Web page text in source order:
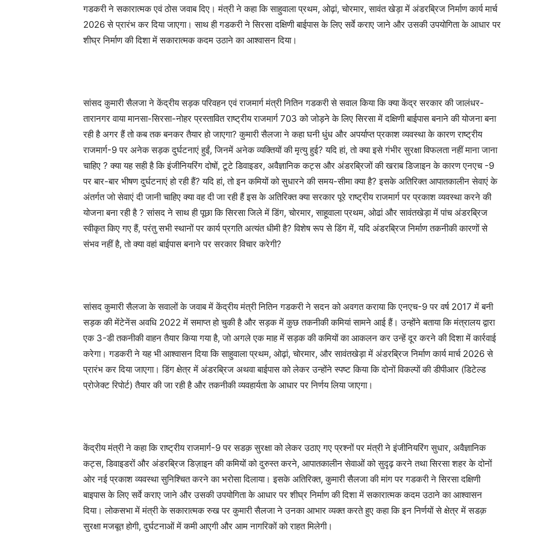
गडकरी ने सकारात्मक एवं ठोस जवाब दिए। मंत्री ने कहा कि साहुवाला प्रथम, ओढ़ां, चोरमार, सावंत खेड़ा में अंडरब्रिज निर्माण कार्य मार्च
2026 से प्रारंभ कर दिया जाएगा। साथ ही गडकरी ने सिरसा दक्षिणी बाईपास के लिए सर्वे कराए जाने और उसकी उपयोगिता के आधार पर
शीघ्र निर्माण की दिशा में सकारात्मक कदम उठाने का आश्वासन दिया।
सांसद कुमारी सैलजा ने केंद्रीय सड़क परिवहन एवं राजमार्ग मंत्री नितिन गडकरी से सवाल किया कि क्या केंद्र सरकार की जालंधर-
तारानगर वाया मानसा-सिरसा-नोहर प्रस्तावित राष्ट्रीय राजमार्ग 703 को जोड़ने के लिए सिरसा में दक्षिणी बाईपास बनाने की योजना बना
रही है अगर हैं तो कब तक बनकर तैयार हो जाएगा? कुमारी सैलजा ने कहा घनी धुंध और अपर्याप्त प्रकाश व्यवस्था के कारण राष्ट्रीय
राजमार्ग-9 पर अनेक सड़क दुर्घटनाएं हुईं, जिनमें अनेक व्यक्तियों की मृत्यु हुई? यदि हां, तो क्या इसे गंभीर सुरक्षा विफलता नहीं माना जाना
चाहिए ? क्या यह सही है कि इंजीनियरिंग दोषों, टूटे डिवाइडर, अवैज्ञानिक कट्स और अंडरब्रिजों की खराब डिजाइन के कारण एनएच -9
पर बार-बार भीषण दुर्घटनाएं हो रही हैं? यदि हां, तो इन कमियों को सुधारने की समय-सीमा क्या है? इसके अतिरिक्त आपातकालीन सेवाएं के
अंतर्गत जो सेवाएं दी जानी चाहिए क्या वह दी जा रही हैं इस के अतिरिक्त क्या सरकार पूरे राष्ट्रीय राजमार्ग पर प्रकाश व्यवस्था करने की
योजना बना रही है ? सांसद ने साथ ही पूछा कि सिरसा जिले में डिंग, चोरमार, साहूवाला प्रथम, ओढां और सावंतखेड़ा में पांच अंडरब्रिज
स्वीकृत किए गए हैं, परंतु सभी स्थानों पर कार्य प्रगति अत्यंत धीमी है? विशेष रूप से डिंग में, यदि अंडरब्रिज निर्माण तकनीकी कारणों से
संभव नहीं है, तो क्या वहां बाईपास बनाने पर सरकार विचार करेगी?
सांसद कुमारी सैलजा के सवालों के जवाब में केंद्रीय मंत्री नितिन गडकरी ने सदन को अवगत कराया कि एनएच-9 पर वर्ष 2017 में बनी
सड़क की मेंटेनेंस अवधि 2022 में समाप्त हो चुकी है और सड़क में कुछ तकनीकी कमियां सामने आई हैं। उन्होंने बताया कि मंत्रालय द्वारा
एक 3-डी तकनीकी वाहन तैयार किया गया है, जो अगले एक माह में सड़क की कमियों का आकलन कर उन्हें दूर करने की दिशा में कार्रवाई
करेगा। गडकरी ने यह भी आश्वासन दिया कि साहुवाला प्रथम, ओढ़ां, चोरमार, और सावंतखेड़ा में अंडरब्रिज निर्माण कार्य मार्च 2026 से
प्रारंभ कर दिया जाएगा। डिंग क्षेत्र में अंडरब्रिज अथवा बाईपास को लेकर उन्होंने स्पष्ट किया कि दोनों विकल्पों की डीपीआर (डिटेल्ड
प्रोजेक्ट रिपोर्ट) तैयार की जा रही है और तकनीकी व्यवहार्यता के आधार पर निर्णय लिया जाएगा।
केंद्रीय मंत्री ने कहा कि राष्ट्रीय राजमार्ग-9 पर सडक़ सुरक्षा को लेकर उठाए गए प्रश्नों पर मंत्री ने इंजीनियरिंग सुधार, अवैज्ञानिक
कट्स, डिवाइडरों और अंडरब्रिज डिज़ाइन की कमियों को दुरुस्त करने, आपातकालीन सेवाओं को सुदृढ़ करने तथा सिरसा शहर के दोनों
ओर नई प्रकाश व्यवस्था सुनिश्चित करने का भरोसा दिलाया। इसके अतिरिक्त, कुमारी सैलजा की मांग पर गडकरी ने सिरसा दक्षिणी
बाइपास के लिए सर्वे कराए जाने और उसकी उपयोगिता के आधार पर शीघ्र निर्माण की दिशा में सकारात्मक कदम उठाने का आश्वासन
दिया। लोकसभा में मंत्री के सकारात्मक रुख पर कुमारी सैलजा ने उनका आभार व्यक्त करते हुए कहा कि इन निर्णयों से क्षेत्र में सडक़
सुरक्षा मजबूत होगी, दुर्घटनाओं में कमी आएगी और आम नागरिकों को राहत मिलेगी।